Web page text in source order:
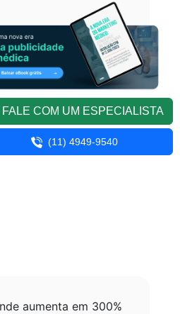
FALE COM UM ESPECIALISTA
(11) 4949-9540